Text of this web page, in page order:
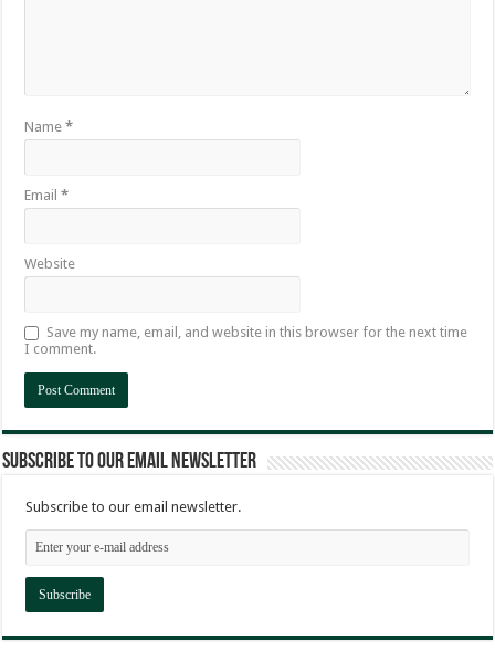
Name*
Email*
Website
Save my name, email, and website in this browser for the next time
I comment.
Subscribe to our email newsletter
Subscribe to our email newsletter.